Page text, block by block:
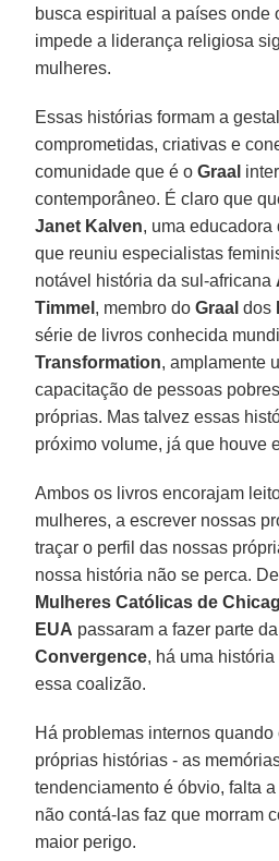
busca espiritual a países onde
impede a liderança religiosa
mulheres.
Essas histórias formam a
comprometidas, criativas e
comunidade que é oGraal
contemporâneo. É claro que
Janet Kalven, uma
que reuniu especialistas
notável história da sul-africana
Timmel , membro doGraal dos
série de livros conhecida
Transformation, amplamente
capacitação de pessoas
próprias. Mas talvez essas
próximo volume, já que houve
Ambos os livros encorajam
mulheres, a escrever nossas
traçar o perfil das nossas
nossa história não se perca.
Mulheres Católicas de
EUA passaram a fazer parte
Convergence, há uma
essa coalizão.
Há problemas internos
próprias histórias - as
tendenciamento é óbvio, falta
não contá-las faz que morram
maior perigo.